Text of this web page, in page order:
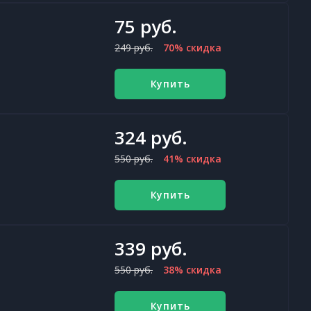
75 руб.
249 руб. 70% скидка
Купить
324 руб.
550 руб. 41% скидка
Купить
339 руб.
550 руб. 38% скидка
Купить